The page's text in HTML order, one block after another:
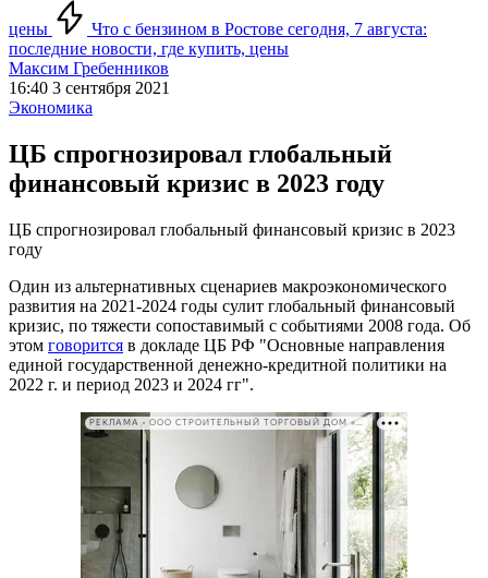
цены
Что с бензином в Ростове сегодня, 7 августа:
последние новости, где купить, цены
Максим Гребенников
16:40 3 сентября 2021
Экономика
ЦБ спрогнозировал глобальный
финансовый кризис в 2023 году
ЦБ спрогнозировал глобальный финансовый кризис в 2023
году
Один из альтернативных сценариев макроэкономического
развития на 2021-2024 годы сулит глобальный финансовый
кризис, по тяжести сопоставимый с событиями 2008 года. Об
этом говорится в докладе ЦБ РФ "Основные направления
единой государственной денежно-кредитной политики на
2022 г. и период 2023 и 2024 гг".
РЕКЛАМА • ООО СТРОИТЕЛЬНЫЙ ТОРГОВЫЙ ДОМ «ПЕТРОВИЧ». ИНН: 7802348846